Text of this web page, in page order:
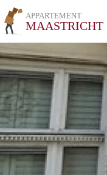
APPARTEMENT
MAASTRICHT